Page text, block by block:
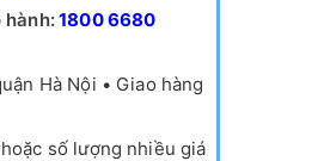
hành:1800 6680
Hà Nội • Giao hàng
số lượng nhiều giá